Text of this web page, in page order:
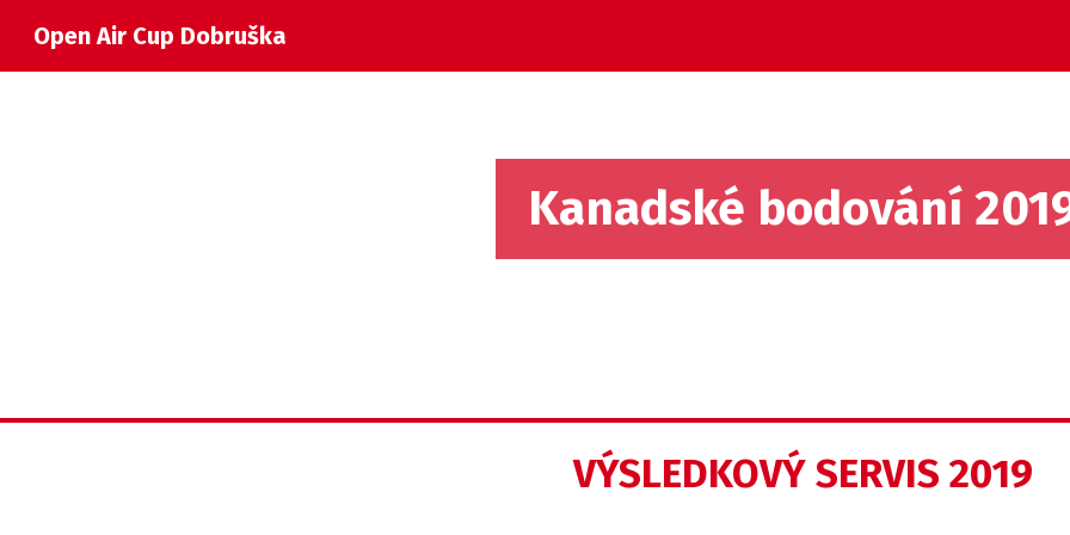
Open Air Cup Dobruška
Kanadské bodování
VÝSLEDKOVÝ SERVIS 2019